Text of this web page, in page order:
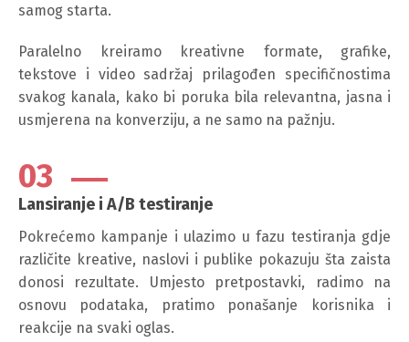
samog starta.
Paralelno kreiramo kreativne formate, grafike,
tekstove i video sadržaj prilagođen specifičnostima
svakog kanala, kako bi poruka bila relevantna, jasna i
usmjerena na konverziju, a ne samo na pažnju.
03
Lansiranje i A/B testiranje
Pokrećemo kampanje i ulazimo u fazu testiranja gdje
različite kreative, naslovi i publike pokazuju šta zaista
donosi rezultate. Umjesto pretpostavki, radimo na
osnovu podataka, pratimo ponašanje korisnika i
reakcije na svaki oglas.